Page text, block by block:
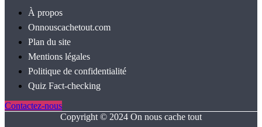
À propos
Onnouscachetout.com
Plan du site
Mentions légales
Politique de confidentialité
Quiz Fact‑checking
Contactez-nous
Copyright © 2024 On nous cache tout